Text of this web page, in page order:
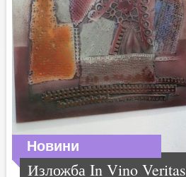
Новини
Изложба In Vino Veritas